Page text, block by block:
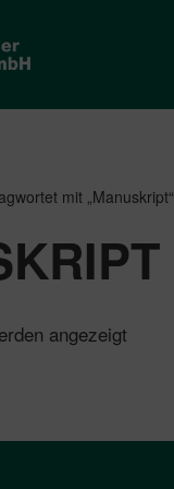
mit „Manuskript“
angezeigt